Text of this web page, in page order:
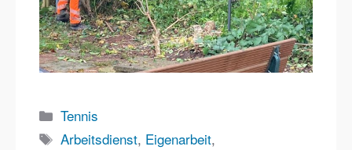
Kategorien
Tennis
Schlagwörter
Arbeitsdienst, Eigenarbeit,